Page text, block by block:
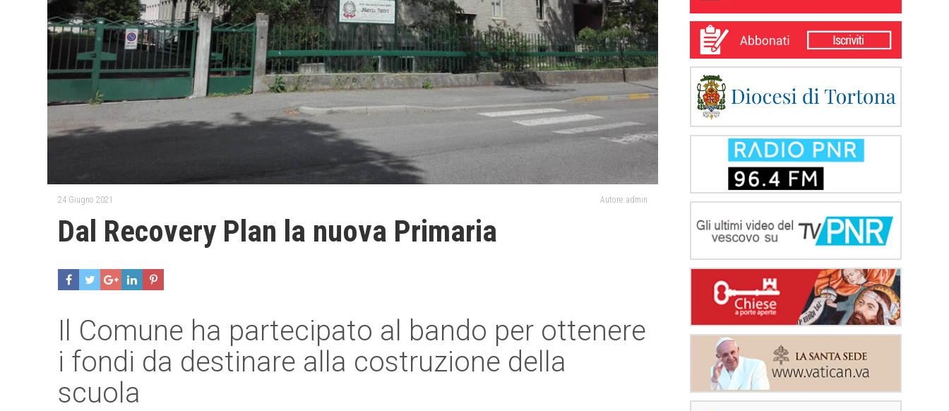
24 Giugno 2021 Autore: admin
Dal Recovery Plan la nuova Primaria
Il Comune ha partecipato al bando per ottenere
i fondi da destinare alla costruzione della
scuola